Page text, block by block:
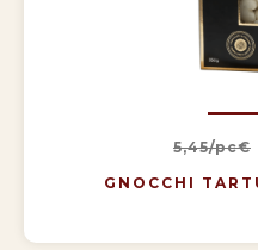
5,45/pc€
GNOCCHI